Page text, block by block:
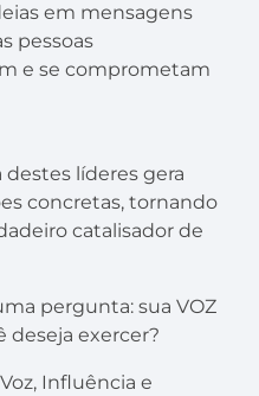
em mensagens
pessoas
e se comprometam
líderes gera
concretas, tornando
catalisador de
pergunta: sua VOZ
deseja exercer?
Influência e